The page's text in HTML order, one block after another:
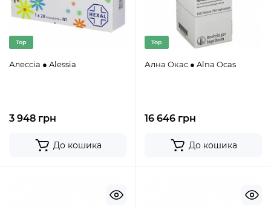
Top
Алессіа ● Alessia
3 948 грн
До кошика
Top
Ална Окас ● Alna Ocas
16 646 грн
До кошика